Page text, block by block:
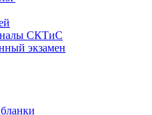
СКТиС
экзамен